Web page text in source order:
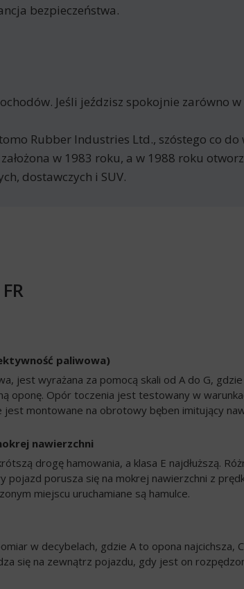
bezpieczeństwa.
Jeśli jeździsz spokojnie zarówno
Rubber Industries Ltd., szóstego co do
w 1983 roku, a w 1988 roku
dostawczych i SUV.
paliwowa)
jest wyrażana za pomocą skali od A do G, gdzie
oponę. Opór toczenia jest testowany w
jest montowane na obrotowy bęben imitujący
nawierzchni
drogę hamowania, a klasa E najdłuższą.
pojazd porusza się na mokrej nawierzchni z
miejscu uruchamiane są hamulce.
w decybelach, gdzie A to opona najcichsza,
się na zewnątrz pojazdu, gdy jest on